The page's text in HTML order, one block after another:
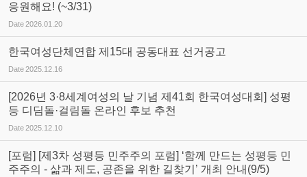
응원해요! (~3/31)
Date2026.01.20
한국여성단체연합 제15대 공동대표 선거공고
Date2025.12.16
[2026년 3·8세계여성의 날 기념 제41회 한국여성대회] 성평
등 디딤돌·걸림돌 온라인 후보 추천
Date2025.12.10
[포럼] [제3차 성평등 민주주의 포럼] ‘함께 만드는 성평등 민
주주의 - 삶과 제도, 공존을 위한 길찾기’ 개최 안내(9/5)